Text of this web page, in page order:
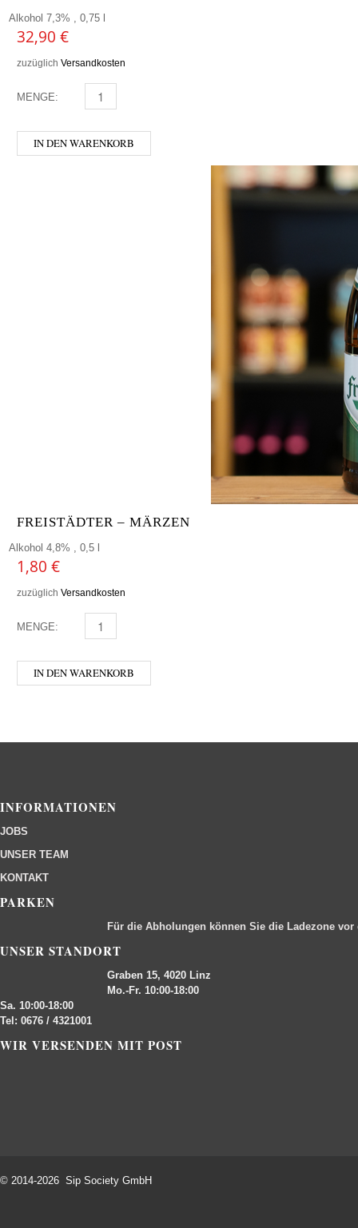
Alkohol 7,3% , 0,75 l
32,90 €
zuzüglich Versandkosten
MENGE: HOFSTETTNER - GRANITBOCK 0,75 MENGE
IN DEN WARENKORB
FREISTÄDTER – MÄRZEN
Alkohol 4,8% , 0,5 l
1,80 €
zuzüglich Versandkosten
MENGE: FREISTÄDTER - MÄRZEN MENGE
IN DEN WARENKORB
INFORMATIONEN
JOBS
UNSER TEAM
KONTAKT
PARKEN
Für die Abholungen können Sie die Ladezone
UNSER STANDORT
Graben 15, 4020 Linz
Mo.-Fr. 10:00-18:00
Sa. 10:00-18:00
Tel: 0676 / 4321001
WIR VERSENDEN MIT POST
© 2014-2026 Sip Society GmbH